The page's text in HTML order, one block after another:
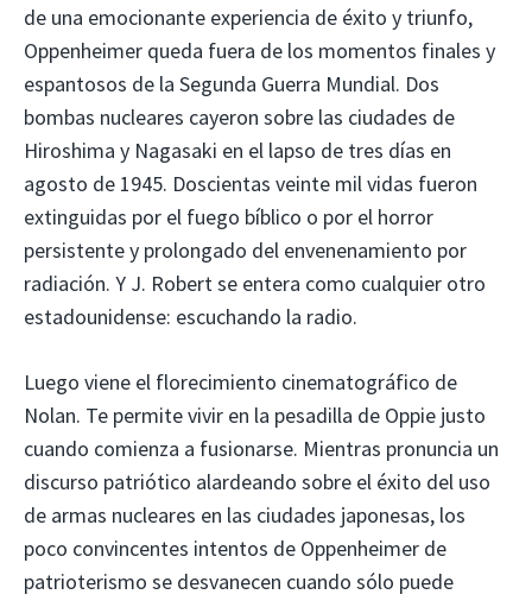
de una emocionante experiencia de éxito y triunfo,
Oppenheimer queda fuera de los momentos finales y
espantosos de la Segunda Guerra Mundial. Dos
bombas nucleares cayeron sobre las ciudades de
Hiroshima y Nagasaki en el lapso de tres días en
agosto de 1945. Doscientas veinte mil vidas fueron
extinguidas por el fuego bíblico o por el horror
persistente y prolongado del envenenamiento por
radiación. Y J. Robert se entera como cualquier otro
estadounidense: escuchando la radio.
Luego viene el florecimiento cinematográfico de
Nolan. Te permite vivir en la pesadilla de Oppie justo
cuando comienza a fusionarse. Mientras pronuncia un
discurso patriótico alardeando sobre el éxito del uso
de armas nucleares en las ciudades japonesas, los
poco convincentes intentos de Oppenheimer de
patrioterismo se desvanecen cuando sólo puede